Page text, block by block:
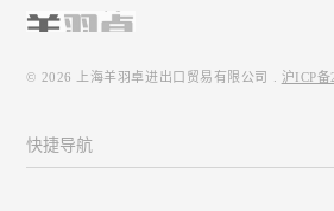
© 2026 上海羊羽卓进出口贸易有限公司 沪ICP
快捷导航